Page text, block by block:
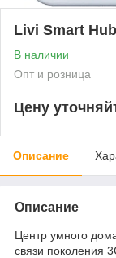
Livi Smart
В наличии
Опт и розница
Цену
Описание
Описание
Центр умного
связи поколения